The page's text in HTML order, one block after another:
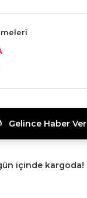
Gelince Haber Ver
içinde kargoda!